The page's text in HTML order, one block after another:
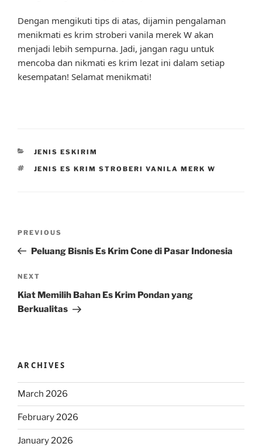
Dengan mengikuti tips di atas, dijamin pengalaman
menikmati es krim stroberi vanila merek W akan
menjadi lebih sempurna. Jadi, jangan ragu untuk
mencoba dan nikmati es krim lezat ini dalam setiap
kesempatan! Selamat menikmati!
CATEGORIES
JENIS ESKIRIM
TAGS
JENIS ES KRIM STROBERI VANILA MERK W
Previous
Post
PREVIOUS
Peluang Bisnis Es Krim Cone di Pasar Indonesia
Next
Post
NEXT
Kiat Memilih Bahan Es Krim Pondan yang
Berkualitas
ARCHIVES
March 2026
February 2026
January 2026